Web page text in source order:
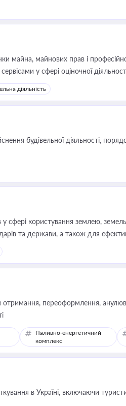
майна, майнових прав і
у сфері оціночної
керівника, юриста або бухгалтера
і перевірки статусу суб'єктів
діяльність
будівельної діяльності,
у сфері користування землею,
та держави, а також для
переоформлення,
Паливно-енергетичний
комплекс
в Україні, включаючи